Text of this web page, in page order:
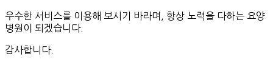
우수한 서비스를 이용해 보시기 바라며, 항상 노력을 ​다하는 요양
병원이 되겠습니다.
감사합니다.